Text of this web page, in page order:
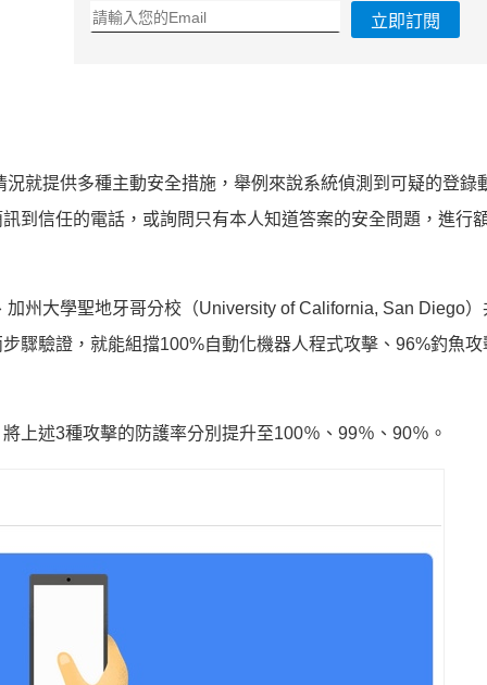
立即訂閱
就提供多種主動安全措施，舉例來說系統偵測到可疑的登錄
到信任的電話，或詢問只有本人知道答案的安全問題，進行
州大學聖地牙哥分校（University of California, San Diego）
驟驗證，就能組擋100%自動化機器人程式攻擊、96%釣魚攻
上述3種攻擊的防護率分別提升至100％、99％、90％。